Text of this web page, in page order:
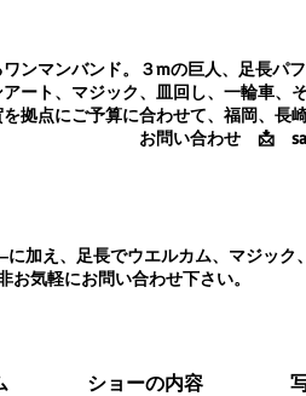
ンマンバンド。３mの巨人、足長パ
ート、マジック、皿回し、一輪車、
拠点にご予算に合わせて、福岡、長
合わせ 📩
加え、足長でウエルカム、マジック
お気軽にお問い合わせ下さい。
ショーの内容